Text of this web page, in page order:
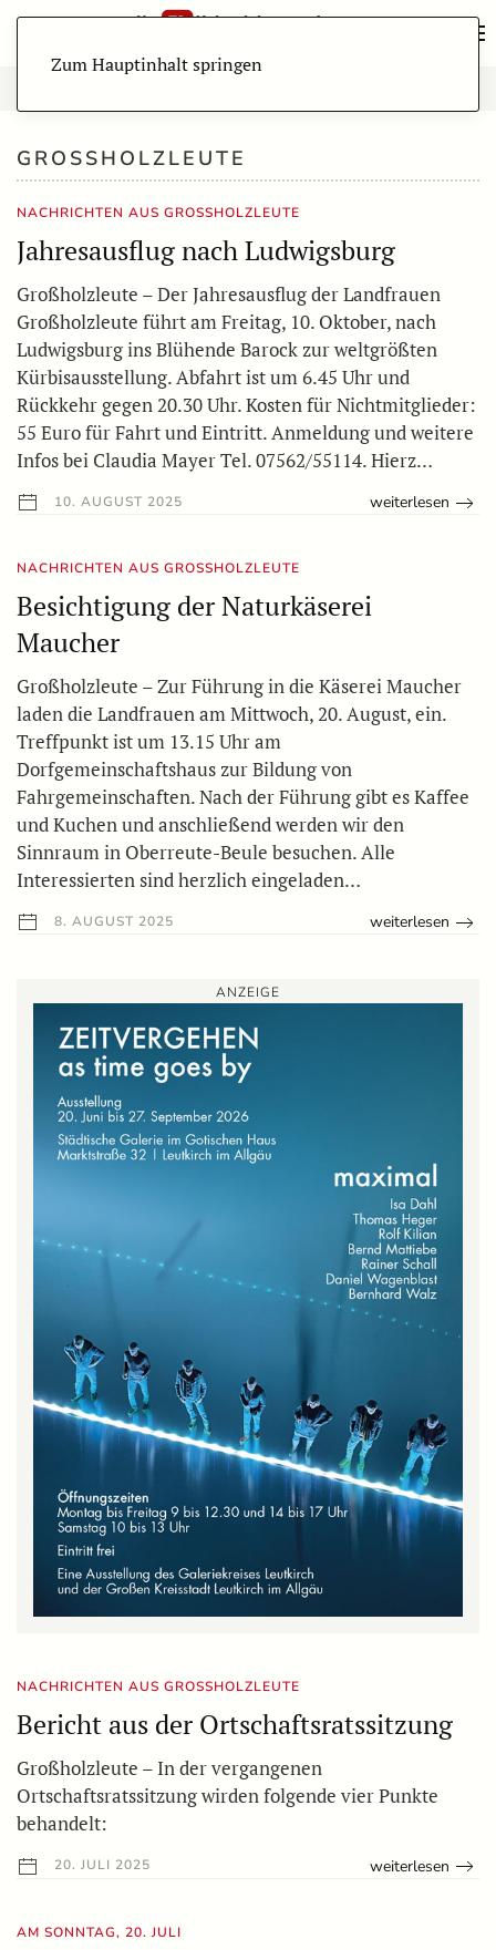
Zum Hauptinhalt springen
GROSSHOLZLEUTE
NACHRICHTEN AUS GROSSHOLZLEUTE
Jahresausflug nach Ludwigsburg
Großholzleute – Der Jahresausflug der Landfrauen
Großholzleute führt am Freitag, 10. Oktober, nach
Ludwigsburg ins Blühende Barock zur weltgrößten
Kürbisausstellung. Abfahrt ist um 6.45 Uhr und
Rückkehr gegen 20.30 Uhr. Kosten für Nichtmitglieder:
55 Euro für Fahrt und Eintritt. Anmeldung und weitere
Infos bei Claudia Mayer Tel. 07562/55114. Hierz…
10. AUGUST 2025 weiterlesen
NACHRICHTEN AUS GROSSHOLZLEUTE
Besichtigung der Naturkäserei
Maucher
Großholzleute – Zur Führung in die Käserei Maucher
laden die Landfrauen am Mittwoch, 20. August, ein.
Treffpunkt ist um 13.15 Uhr am
Dorfgemeinschaftshaus zur Bildung von
Fahrgemeinschaften. Nach der Führung gibt es Kaffee
und Kuchen und anschließend werden wir den
Sinnraum in Oberreute-Beule besuchen. Alle
Interessierten sind herzlich eingeladen…
8. AUGUST 2025 weiterlesen
ANZEIGE
NACHRICHTEN AUS GROSSHOLZLEUTE
Bericht aus der Ortschaftsratssitzung
Großholzleute – In der vergangenen
Ortschaftsratssitzung wirden folgende vier Punkte
behandelt:
20. JULI 2025 weiterlesen
AM SONNTAG, 20. JULI